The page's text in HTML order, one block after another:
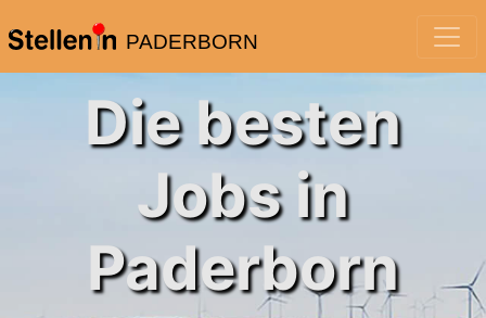
PADERBORN
Die besten
Jobs in
Paderborn